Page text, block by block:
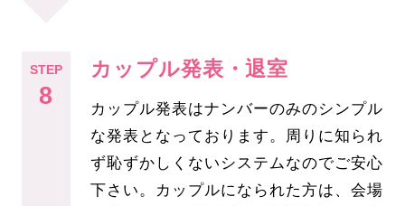
STEP
8
カップル発表・退室
カップル発表はナンバーのみのシンプル
な発表となっております。周りに知られ
ず恥ずかしくないシステムなのでご安心
下さい。カップルになられた方は、会場